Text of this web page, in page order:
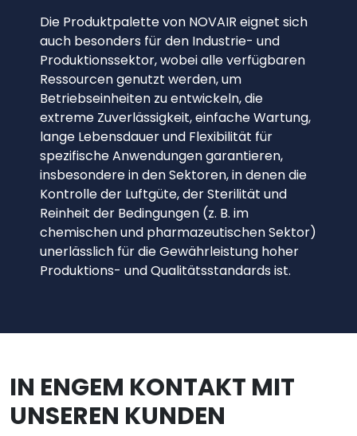
Die Produktpalette von NOVAIR eignet sich
auch besonders für den Industrie- und
Produktionssektor, wobei alle verfügbaren
Ressourcen genutzt werden, um
Betriebseinheiten zu entwickeln, die
extreme Zuverlässigkeit, einfache Wartung,
lange Lebensdauer und Flexibilität für
spezifische Anwendungen garantieren,
insbesondere in den Sektoren, in denen die
Kontrolle der Luftgüte, der Sterilität und
Reinheit der Bedingungen (z. B. im
chemischen und pharmazeutischen Sektor)
unerlässlich für die Gewährleistung hoher
Produktions- und Qualitätsstandards ist.
IN ENGEM KONTAKT MIT
UNSEREN KUNDEN